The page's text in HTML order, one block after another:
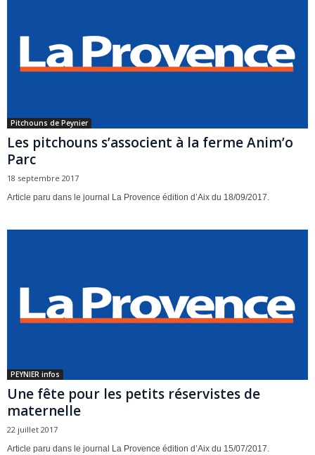
Pitchouns de Peynier
Les pitchouns s’associent à la ferme Anim’o
Parc
18 septembre 2017
Article paru dans le journal La Provence édition d’Aix du 18/09/2017.
PEYNIER infos
Une fête pour les petits réservistes de
maternelle
22 juillet 2017
Article paru dans le journal La Provence édition d’Aix du 15/07/2017.